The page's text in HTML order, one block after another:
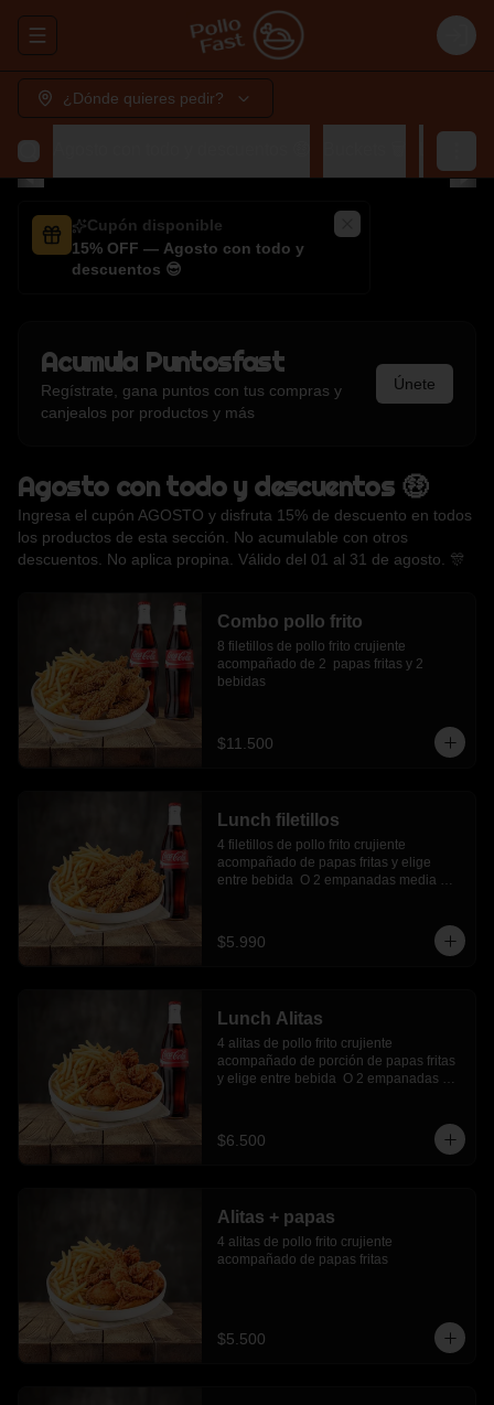
Abrir menu de navegación Login
¿Dónde quieres pedir?
Cupón disponible
15% OFF — Agosto con todo y
descuentos 😎
Acumula Puntosfast
Regístrate, gana puntos con tus compras y
canjealos por productos y más
Únete
Agosto con todo y descuentos 🤑
Ingresa el cupón AGOSTO y disfruta 15% de descuento en todos
los productos de esta sección. No acumulable con otros
descuentos. No aplica propina. Válido del 01 al 31 de agosto. 🎊
Combo pollo frito
8 filetillos de pollo frito crujiente
acompañado de 2  papas fritas y 2
bebidas
$11.500
Lunch filetillos
4 filetillos de pollo frito crujiente
acompañado de papas fritas y elige
entre bebida  O 2 empanadas media
$5.990
Lunch Alitas
4 alitas de pollo frito crujiente
acompañado de porción de papas fritas
y elige entre bebida  O 2 empanadas
$6.500
Alitas + papas
4 alitas de pollo frito crujiente
acompañado de papas fritas
$5.500